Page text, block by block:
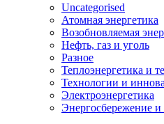
Uncategorised
Атомная энергетика
Возобновляемая
Нефть, газ и уголь
Разное
Теплоэнергетика и
Технологии и
Электроэнергетика
Энергосбережение и